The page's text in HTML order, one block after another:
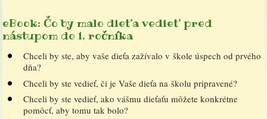
eBook: Čo by malo dieťa vedieť pred
nástupom do 1. ročníka
Chceli by ste, aby vaše dieťa zažívalo v škole úspech od prvého
dňa?
Chceli by ste vedieť, či je Vaše dieťa na školu pripravené?
Chceli by ste vedieť, ako vášmu dieťaťu môžete konkrétne
pomôcť, aby tomu tak bolo?